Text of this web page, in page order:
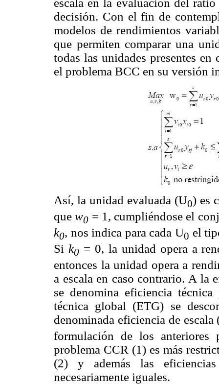
decisión. Con el fin de
modelos de rendimientos
que permiten comparar una
todas las unidades presentes
el problema BCC en su versión
Así, la unidad evaluada (U0) es
quew0 = 1, cumpliéndose el
k0, nos indica para cada U0 el
Si k0 = 0, la unidad opera a
entonces la unidad opera a
a escala en caso contrario. A la
se denomina eficiencia
técnica global (ETG) se
denominada eficiencia de
formulación de los anteriores
problema CCR (1) es más
(2) y además las
necesariamente iguales.